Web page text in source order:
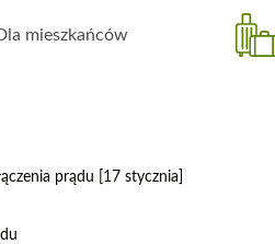
mieszkańców
prądu [17 stycznia]